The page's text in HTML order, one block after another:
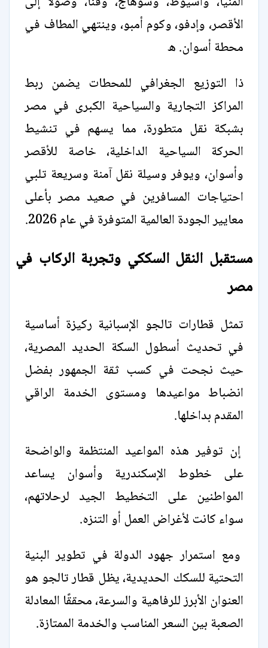
الأقصر، وإدفو، وكوم أمبو، وينتهي المطاف في
محطة أسوان. ه
ذا التوزيع الجغرافي للمحطات يضمن ربط
المراكز التجارية والسياحية الكبرى في مصر
بشبكة نقل متطورة، مما يسهم في تنشيط
الحركة السياحية الداخلية، خاصة للأقصر
وأسوان، ويوفر وسيلة نقل آمنة وسريعة تلبي
احتياجات المسافرين في صعيد مصر بأعلى
معايير الجودة العالمية المتوفرة في عام 2026.
مستقبل النقل السككي وتجربة الركاب في
مصر
تمثل قطارات تالجو الإسبانية ركيزة أساسية
في تحديث أسطول السكة الحديد المصرية،
حيث نجحت في كسب ثقة الجمهور بفضل
انضباط مواعيدها ومستوى الخدمة الراقي
المقدم بداخلها.
إن توفير هذه المواعيد المنتظمة والواضحة
على خطوط الإسكندرية وأسوان يساعد
المواطنين على التخطيط الجيد لرحلاتهم،
سواء كانت لأغراض العمل أو التنزه.
ومع استمرار جهود الدولة في تطوير البنية
التحتية للسكك الحديدية، يظل قطار تالجو هو
العنوان الأبرز للرفاهية والسرعة، محققًا المعادلة
الصعبة بين السعر المناسب والخدمة الممتازة.